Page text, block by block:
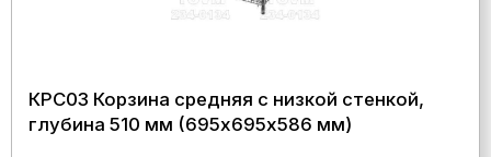
КРС03 Корзина средняя с низкой стенкой,
глубина 510 мм (695х695х586 мм)